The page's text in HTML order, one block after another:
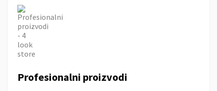
Profesionalni proizvodi